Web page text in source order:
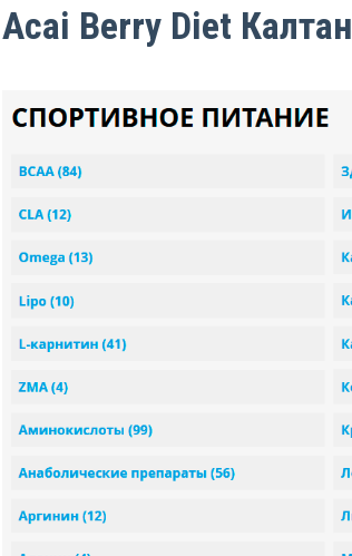
Acai Berry Diet Калтан